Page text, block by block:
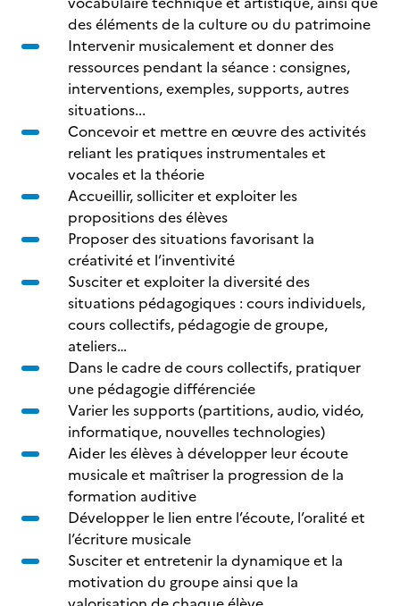
des éléments de la culture ou du patrimoine
Intervenir musicalement et donner des
ressources pendant la séance : consignes,
interventions, exemples, supports, autres
situations...
Concevoir et mettre en œuvre des activités
reliant les pratiques instrumentales et
vocales et la théorie
Accueillir, solliciter et exploiter les
propositions des élèves
Proposer des situations favorisant la
créativité et l’inventivité
Susciter et exploiter la diversité des
situations pédagogiques : cours individuels,
cours collectifs, pédagogie de groupe,
ateliers…
Dans le cadre de cours collectifs, pratiquer
une pédagogie différenciée
Varier les supports (partitions, audio, vidéo,
informatique, nouvelles technologies)
Aider les élèves à développer leur écoute
musicale et maîtriser la progression de la
formation auditive
Développer le lien entre l’écoute, l’oralité et
l’écriture musicale
Susciter et entretenir la dynamique et la
motivation du groupe ainsi que la